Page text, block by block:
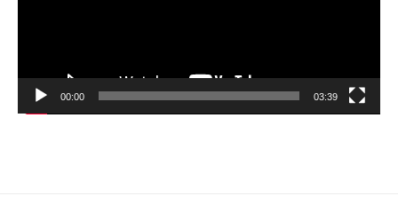
00:00 03:39